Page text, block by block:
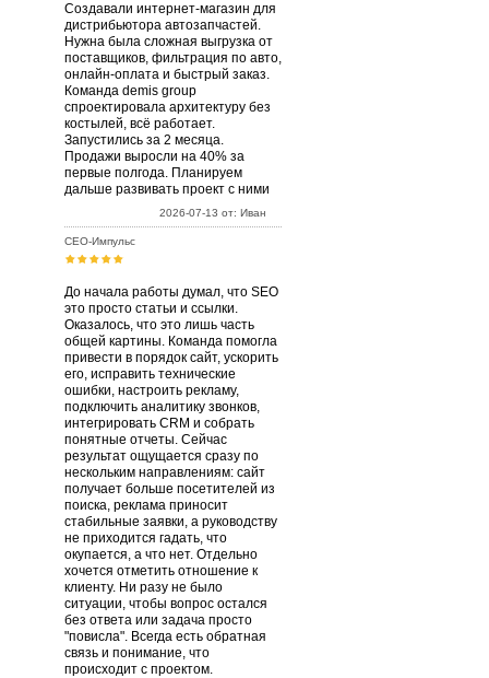
Создавали интернет-магазин для
дистрибьютора автозапчастей.
Нужна была сложная выгрузка от
поставщиков, фильтрация по авто,
онлайн-оплата и быстрый заказ.
Команда demis group
спроектировала архитектуру без
костылей, всё работает.
Запустились за 2 месяца.
Продажи выросли на 40% за
первые полгода. Планируем
дальше развивать проект с ними
2026-07-13 от: Иван
СЕО-Импульс
До начала работы думал, что SEO
это просто статьи и ссылки.
Оказалось, что это лишь часть
общей картины. Команда помогла
привести в порядок сайт, ускорить
его, исправить технические
ошибки, настроить рекламу,
подключить аналитику звонков,
интегрировать CRM и собрать
понятные отчеты. Сейчас
результат ощущается сразу по
нескольким направлениям: сайт
получает больше посетителей из
поиска, реклама приносит
стабильные заявки, а руководству
не приходится гадать, что
окупается, а что нет. Отдельно
хочется отметить отношение к
клиенту. Ни разу не было
ситуации, чтобы вопрос остался
без ответа или задача просто
"повисла". Всегда есть обратная
связь и понимание, что
происходит с проектом.